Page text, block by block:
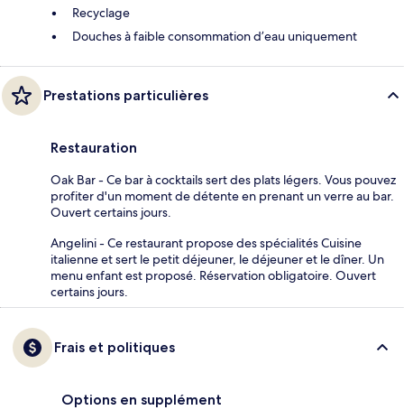
Recyclage
Douches à faible consommation d’eau uniquement
Prestations particulières
Restauration
Oak Bar - Ce bar à cocktails sert des plats légers. Vous pouvez
profiter d'un moment de détente en prenant un verre au bar.
Ouvert certains jours.
Angelini - Ce restaurant propose des spécialités Cuisine
italienne et sert le petit déjeuner, le déjeuner et le dîner. Un
menu enfant est proposé. Réservation obligatoire. Ouvert
certains jours.
Frais et politiques
Options en supplément